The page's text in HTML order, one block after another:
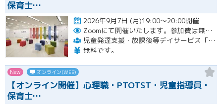
保育士…
2026年9月7日 (月)19:00～20:00開催
Zoomにて開催いたします。参加費は無料です。
児童発達支援・放課後等デイサービス「LITALICOジュニア」
無料です。
New オンライン(WEB)
【オンライン開催】心理職・PTOTST・児童指導員・
保育士…